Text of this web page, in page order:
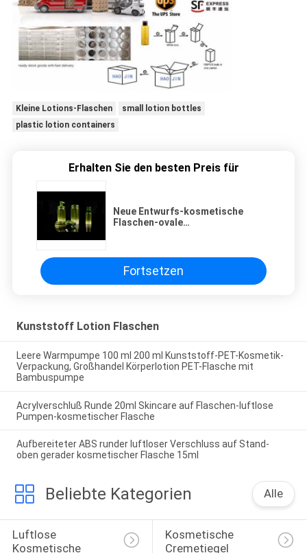
Kleine Lotions-Flaschen
small lotion bottles
plastic lotion containers
Erhalten Sie den besten Preis für
Neue Entwurfs-kosmetische
Flaschen-ovale
fantastische leere Lotions-
LuxusPumpflasche ab
Fortsetzen
Kunststoff Lotion Flaschen
Leere Warmpumpe 100 ml 200 ml Kunststoff-PET-Kosmetik-
Verpackung, Großhandel Körperlotion PET-Flasche mit
Bambuspumpe
Acrylverschluß Runde 20ml Skincare auf Flaschen-luftlose
Pumpen-kosmetischer Flasche
Aufbereiteter ABS runder luftloser Verschluss auf Stand-
oben gerader kosmetischer Flasche 15ml
Beliebte Kategorien Alle
Luftlose
Kosmetische
Kosmetische
Cremetiegel